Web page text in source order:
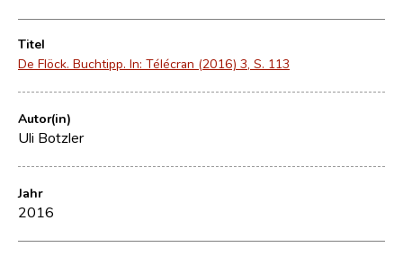
Titel
De Flöck. Buchtipp. In: Télécran (2016) 3, S. 113
Autor(in)
Uli Botzler
Jahr
2016